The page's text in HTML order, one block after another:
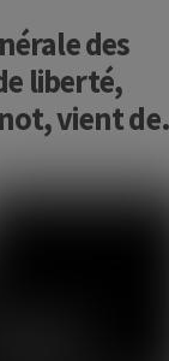
des
liberté,
vient de
11 mai 2023